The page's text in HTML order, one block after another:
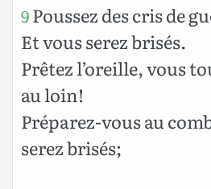
9Poussez des cris de
Et vous serez brisés.
Prêtez l’oreille, vous
au loin!
Préparez-vous au
serez brisés;